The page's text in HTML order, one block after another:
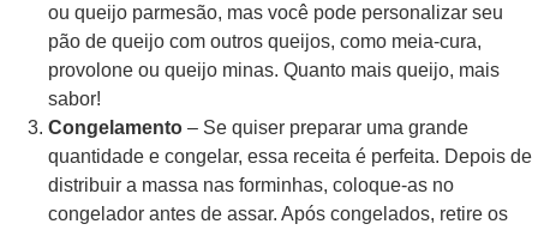
ou queijo parmesão, mas você pode personalizar seu
pão de queijo com outros queijos, como meia-cura,
provolone ou queijo minas. Quanto mais queijo, mais
sabor!
Congelamento – Se quiser preparar uma grande
quantidade e congelar, essa receita é perfeita. Depois de
distribuir a massa nas forminhas, coloque-as no
congelador antes de assar. Após congelados, retire os